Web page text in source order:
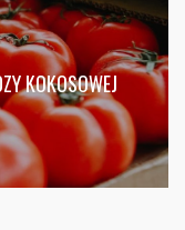
KOKOSOWEJ